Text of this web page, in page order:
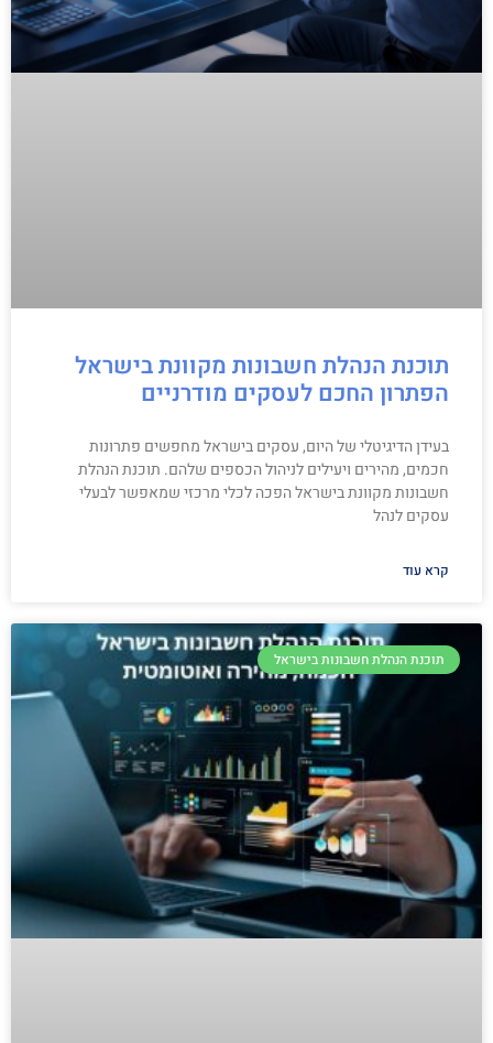
תוכנת הנהלת חשבונות מקוונת בישראל
הפתרון החכם לעסקים מודרניים
בעידן הדיגיטלי של היום, עסקים בישראל מחפשים פתרונות
חכמים, מהירים ויעילים לניהול הכספים שלהם. תוכנת הנהלת
חשבונות מקוונת בישראל הפכה לכלי מרכזי שמאפשר לבעלי
עסקים לנהל
קרא עוד
תוכנת הנהלת חשבונות בישראל